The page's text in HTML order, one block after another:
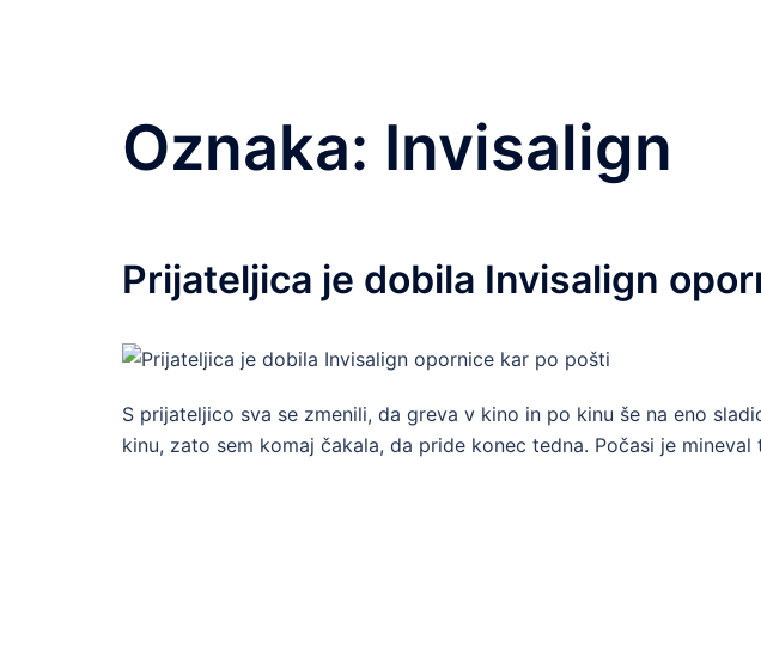
Oznaka: Invisalign
Prijateljica je dobila Invisalign
S prijateljico sva se zmenili, da greva v kino in po kinu še na eno
kinu, zato sem komaj čakala, da pride konec tedna. Počasi je